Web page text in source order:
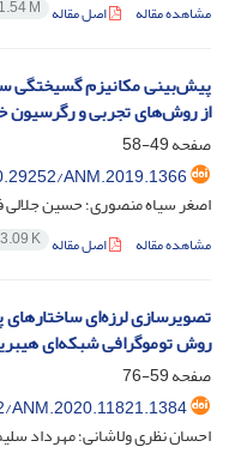
مشاهده مقاله اصل مقاله 1.54 M
پیش‌بینی مکانیزم گسیختگی
از روش‌های تجربی و رگرسیون
صفحه49-58
ANM.2019.1366
اصغر سیاه منصوری؛ حسین جلالی
مشاهده مقاله اصل مقاله K
تصویرسازی لرزه‌ای
روش توموگرافی شبکه‌ای
صفحه59-76
ANM.2020.11821.1384
احسان نظری ولاشانی؛ مهرداد